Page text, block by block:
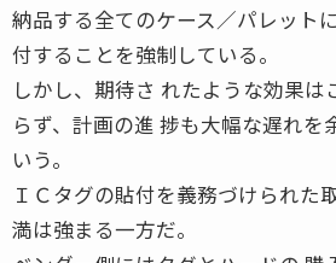
納品する全てのケース／パレット
付することを強制している。
しかし、期待さ れたような効果は
らず、計画の進 捗も大幅な遅れを
いう。
ＩＣタグの貼付を義務づけられた
満は強まる一方だ。